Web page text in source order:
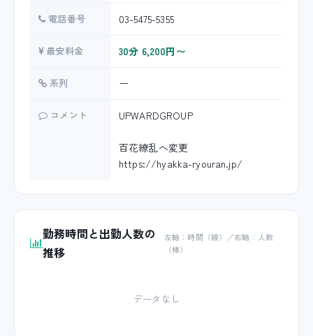
電話番号 03-5475-5355
最安料金 30分 6,200円〜
系列 ー
コメント UPWARDGROUP
百花繚乱へ変更
https://hyakka-ryouran.jp/
勤務時間と出勤人数の
推移
左軸：時間（線）／右軸：人数
（棒）
データなし